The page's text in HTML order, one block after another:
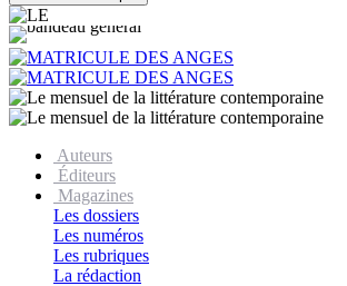
Auteurs
Éditeurs
Magazines
Les dossiers
Les numéros
Les rubriques
La rédaction